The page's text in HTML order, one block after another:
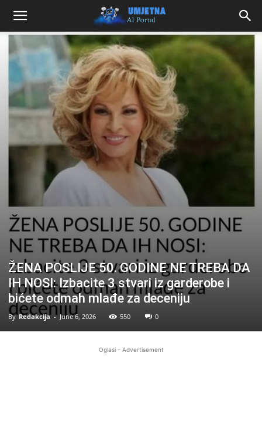
ŽENA POSLIJE 50. GODINE NE TREBA DA
IH NOSI: Izbacite 3 stvari iz garderobe i
bićete odmah mlađe za deceniju
By Redakcija - June 6, 2026 550 0
Oglasi - Advertisement